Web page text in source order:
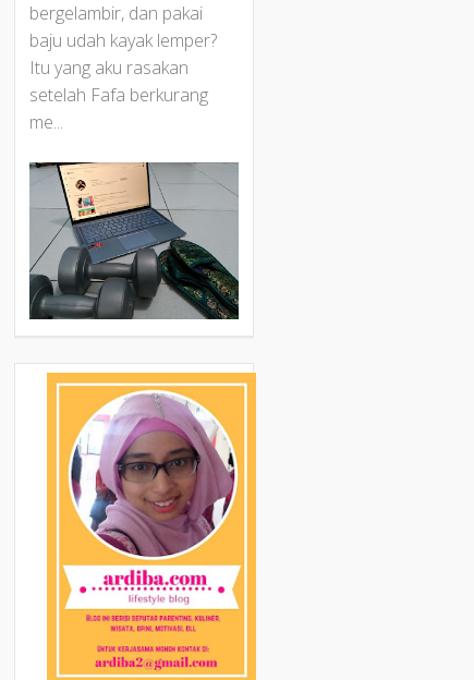
bergelambir, dan pakai
baju udah kayak lemper?
Itu yang aku rasakan
setelah Fafa berkurang
me...